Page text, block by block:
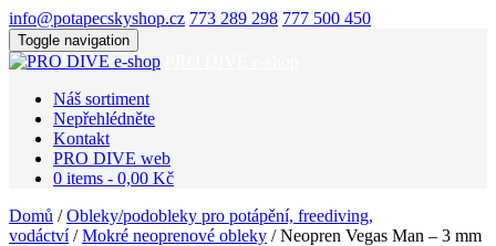
info@potapecskyshop.cz 773 289 298 777 500 450
Toggle navigation
Náš sortiment
Nepřehlédněte
Kontakt
PRO DIVE web
0 items - 0,00 Kč
Domů /Obleky/podobleky pro potápění, freediving,
vodáctví/Mokré neoprenové obleky / Neopren Vegas Man – 3 mm